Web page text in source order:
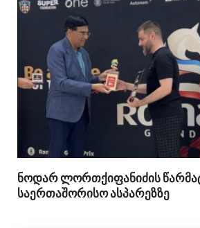
ნოდარ ლორთქიფანიძის
საერთაშორისო ასპარეზზე